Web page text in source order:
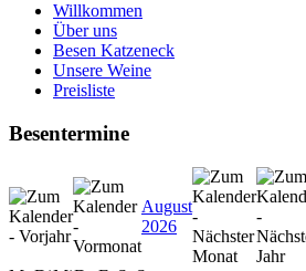
Willkommen
Über uns
Besen Katzeneck
Unsere Weine
Preisliste
Besentermine
August
2026